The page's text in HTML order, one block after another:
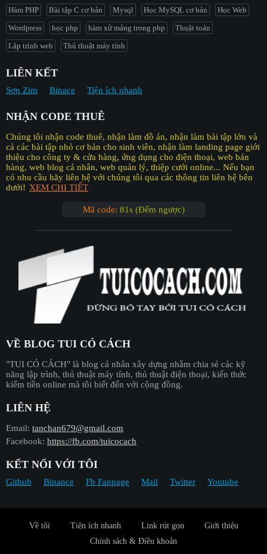
Hàm PHP
Bài tập C cơ bản Mysql Học MySQL cơ bản
Học Web
Wordpress
học php hàm xử mảng trong php
Thuật toán
Lập trình web
Thủ thuật máy tính
LIÊN KẾT
Sơn Zim Binace Tiện ích nhanh
NHẬN CODE THUÊ
Chúng tôi nhận code thuê, nhận làm đồ án, nhận làm bài tập lớn và
cả các bài tập nhỏ cơ bản cho sinh viên, nhận làm landing page giới
thiệu cho công ty & cửa hàng, ứng dụng cho điện thoại, web bán
hàng, web blog cá nhân, web quản lý, thiệp cưới online... Nếu bạn
có nhu cầu hãy liên hệ với chúng tôi qua các thông tin liên hệ bên
dưới! XEM CHI TIẾT
Mã code: 80s (Đếm ngược)
VỀ BLOG TUI CÓ CÁCH
"︎TUI CÓ CÁCH" là blog cá nhân xây dựng nhằm chia sẻ các kỹ
năng lập trình, thủ thuật máy tính, thủ thuật điện thoại, kiến thức
kiếm tiền online mà tôi biết đến với cộng đồng.
LIÊN HỆ
Email: tanchan679@gmail.com
Facebook: https://fb.com/tuicocach
KẾT NỐI VỚI TÔI
Github Binance Fb Fanpage Mail Twitter Youtube
Về tôi Tiện ích nhanh Link rút gọn
Giới thiệu
Chính sách & Điều khoản